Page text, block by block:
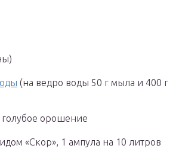
(на ведро воды 50 г мыла и 400 г
орошение
«Скор», 1 ампула на 10 литров